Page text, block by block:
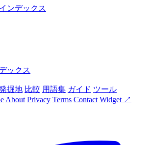
ンデックス
ックス
掘地 比較 用語集 ガイド ツール
About Privacy Terms Contact Widget ↗